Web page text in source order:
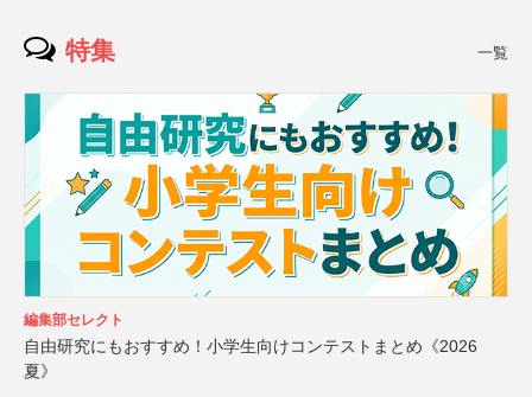
特集 一覧
編集部セレクト
自由研究にもおすすめ！小学生向けコンテストまとめ《2026
夏》